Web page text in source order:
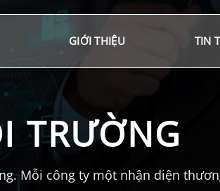
GIỚI THIỆU TIN
TRƯỜNG
Mỗi công ty một nhận diện